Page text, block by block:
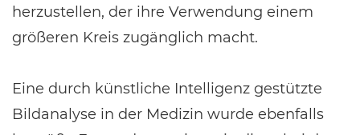
herzustellen, der ihre Verwendung einem
größeren Kreis zugänglich macht.
Eine durch künstliche Intelligenz gestützte
Bildanalyse in der Medizin wurde ebenfalls